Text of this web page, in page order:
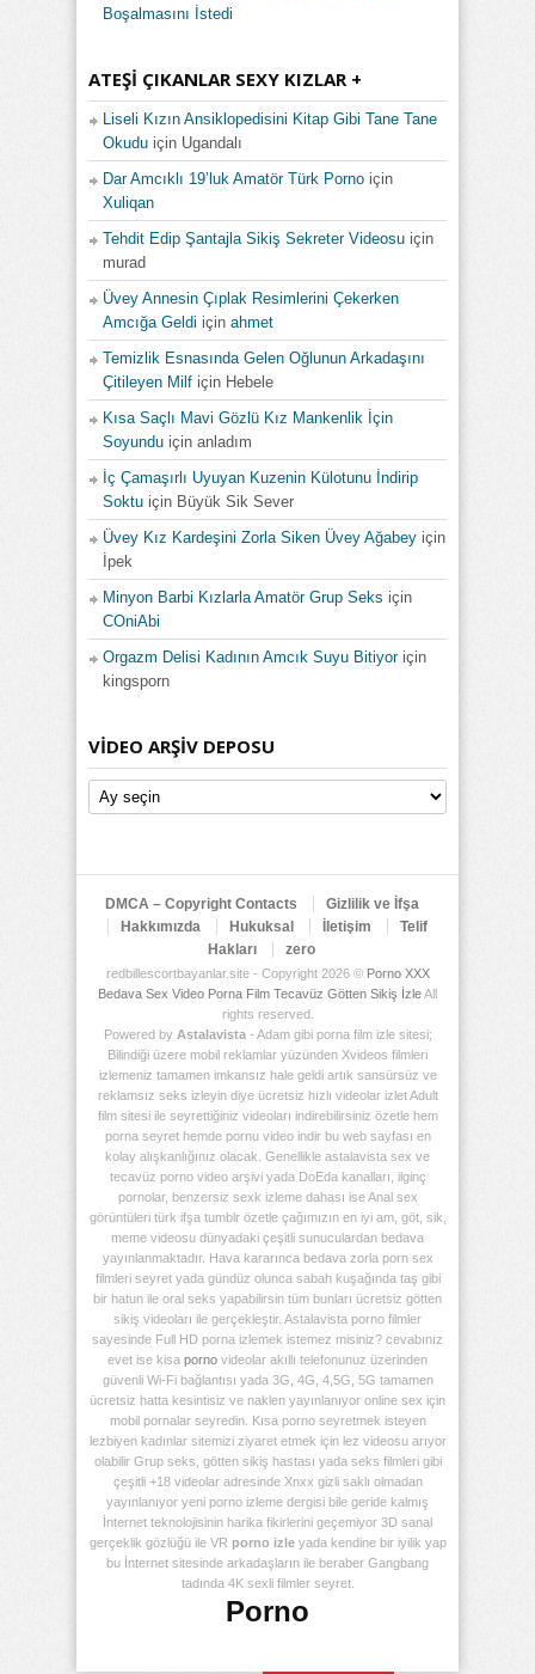
Boşalmasını İstedi
ATEŞI ÇIKANLAR SEXY KIZLAR +
Liseli Kızın Ansiklopedisini Kitap Gibi Tane Tane
Okudu için Ugandalı
Dar Amcıklı 19’luk Amatör Türk Porno için
Xuliqan
Tehdit Edip Şantajla Sikiş Sekreter Videosu için
murad
Üvey Annesin Çıplak Resimlerini Çekerken
Amcığa Geldi için ahmet
Temizlik Esnasında Gelen Oğlunun Arkadaşını
Çitileyen Milf için Hebele
Kısa Saçlı Mavi Gözlü Kız Mankenlik İçin
Soyundu için anladım
İç Çamaşırlı Uyuyan Kuzenin Külotunu İndirip
Soktu için Büyük Sik Sever
Üvey Kız Kardeşini Zorla Siken Üvey Ağabey için
İpek
Minyon Barbi Kızlarla Amatör Grup Seks için
COniAbi
Orgazm Delisi Kadının Amcık Suyu Bitiyoriçin
kingsporn
VIDEO ARŞIV DEPOSU
Video
Arşiv
DMCA – Copyright Contacts
Gizlilik ve İfşa
Hakkımızda
Hukuksal İletişim
Telif
Hakları
zero
redbillescortbayanlar.site - Copyright 2026 © Porno XXX
Bedava Sex Video Porna Film Tecavüz Götten Sikiş İzleAll
rights reserved.
Powered by Astalavista- Adam gibi porna film izle sitesi;
Bilindiği üzere mobil reklamlar yüzünden Xvideos filmleri
izlemeniz tamamen imkansız hale geldi artık sansürsüz ve
reklamsız seks izleyin diye ücretsiz hızlı videolar izlet Adult
film sitesi ile seyrettiğiniz videoları indirebilirsiniz özetle hem
porna seyret hemde pornu video indir bu web sayfası en
kolay alışkanlığınız olacak. Genellikle astalavista sex ve
tecavüz porno video arşivi yada DoEda kanalları, ilginç
pornolar, benzersiz sexk izleme dahası ise Anal sex
görüntüleri türk ifşa tumblr özetle çağımızın en iyi am, göt, sik,
meme videosu dünyadaki çeşitli sunuculardan bedava
yayınlanmaktadır. Hava kararınca bedava zorla porn sex
filmleri seyret yada gündüz olunca sabah kuşağında taş gibi
bir hatun ile oral seks yapabilirsin tüm bunları ücretsiz götten
sikiş videoları ile gerçekleştir. Astalavista porno filmler
sayesinde Full HD porna izlemek istemez misiniz? cevabınız
evet ise kisa porno videolar akıllı telefonunuz üzerinden
güvenli Wi-Fi bağlantısı yada 3G, 4G, 4,5G, 5G tamamen
ücretsiz hatta kesintisiz ve naklen yayınlanıyor online sex için
mobil pornalar seyredin. Kısa porno seyretmek isteyen
lezbiyen kadınlar sitemizi ziyaret etmek için lez videosu arıyor
olabilir Grup seks, götten sikiş hastası yada seks filmleri gibi
çeşitli +18 videolar adresinde Xnxx gizli saklı olmadan
yayınlanıyor yeni porno izleme dergisi bile geride kalmış
İnternet teknolojisinin harika fikirlerini geçemiyor 3D sanal
gerçeklik gözlüğü ile VR porno izleyada kendine bir iyilik yap
bu İnternet sitesinde arkadaşların ile beraber Gangbang
tadında 4K sexli filmler seyret.
Porno